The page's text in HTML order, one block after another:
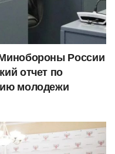
России
отчет по
молодежи